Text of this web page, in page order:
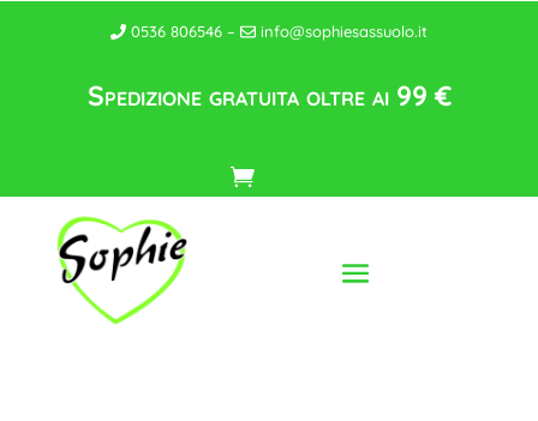
0536 806546 – info@sophiesassuolo.it
Spedizione gratuita oltre ai 99 €